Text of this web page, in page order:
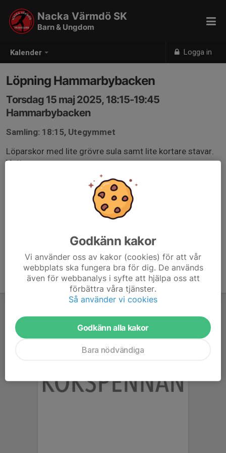
Kalender Logga in
Nacka Värmdö SK
Barn & Ungdom
Löpning Hammarbybacken
Torsdag 15 maj 2025, 18:15-19:45
Hammarbybacken
Samling: 18:15, Utegymmet
Löparskor med lite grövre sula samt lite kortare stavar.
Vatten...
Träning lämplig för de som är födda runt 2013 och
Godkänn kakor
Vi använder oss av kakor (cookies) för att vår
webbplats ska fungera bra för dig. De används
även för webbanalys i syfte att hjälpa oss att
förbättra våra tjänster.
Så använder vi cookies
Godkänn alla kakor
Bara nödvändiga